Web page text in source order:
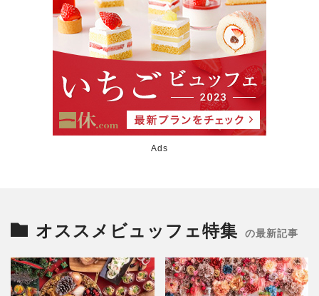
Ads
オススメビュッフェ特集 の最新記事